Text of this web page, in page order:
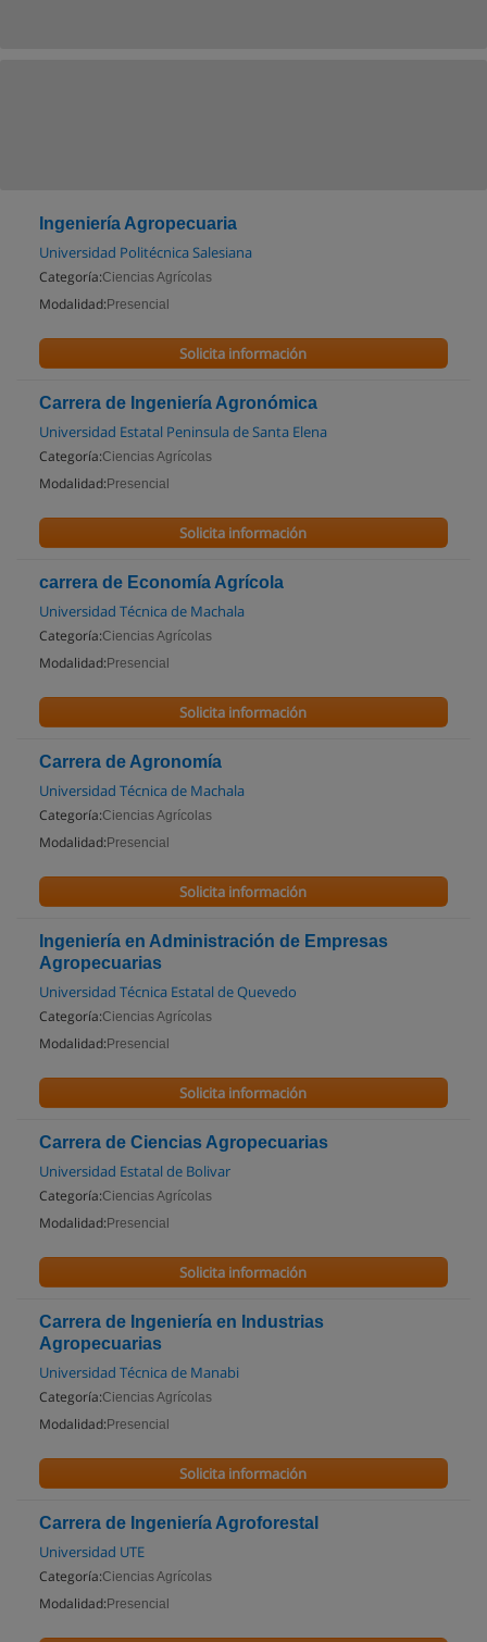
Ingeniería Agropecuaria
Universidad Politécnica Salesiana
Categoría:Ciencias Agrícolas
Modalidad: Presencial
Solicita información
Carrera de Ingeniería Agronómica
Universidad Estatal Peninsula de Santa Elena
Categoría:Ciencias Agrícolas
Modalidad: Presencial
Solicita información
carrera de Economía Agrícola
Universidad Técnica de Machala
Categoría:Ciencias Agrícolas
Modalidad: Presencial
Solicita información
Carrera de Agronomía
Universidad Técnica de Machala
Categoría:Ciencias Agrícolas
Modalidad: Presencial
Solicita información
Ingeniería en Administración de Empresas
Agropecuarias
Universidad Técnica Estatal de Quevedo
Categoría:Ciencias Agrícolas
Modalidad: Presencial
Solicita información
Carrera de Ciencias Agropecuarias
Universidad Estatal de Bolivar
Categoría:Ciencias Agrícolas
Modalidad: Presencial
Solicita información
Carrera de Ingeniería en Industrias
Agropecuarias
Universidad Técnica de Manabi
Categoría:Ciencias Agrícolas
Modalidad: Presencial
Solicita información
Carrera de Ingeniería Agroforestal
Universidad UTE
Categoría:Ciencias Agrícolas
Modalidad: Presencial